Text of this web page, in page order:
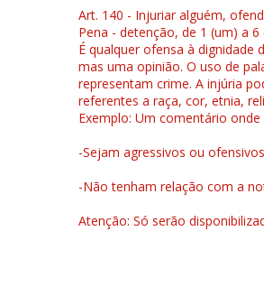
Art. 140 - Injuriar alguém,
Pena - detenção, de 1 (um) a
É qualquer ofensa à
mas uma opinião. O uso de
representam crime. A injúria
referentes a raça, cor, etnia,
Exemplo: Um comentário
-Sejam agressivos ou
-Não tenham relação com a
Atenção: Só serão